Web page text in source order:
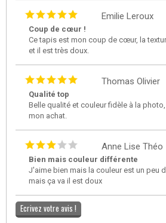
Emilie Leroux
Coup de cœur !
Ce tapis est mon coup de cœur, la
et il est très doux.
Thomas Olivier
Qualité top
Belle qualité et couleur fidèle à la
mon achat.
Anne Lise Théo
Bien mais couleur différente
J'aime bien mais la couleur est un peu
mais ça va il est doux
Ecrivez votre avis !